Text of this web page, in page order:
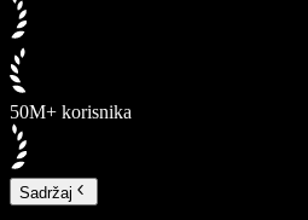
50M+ korisnika
Sadržaj